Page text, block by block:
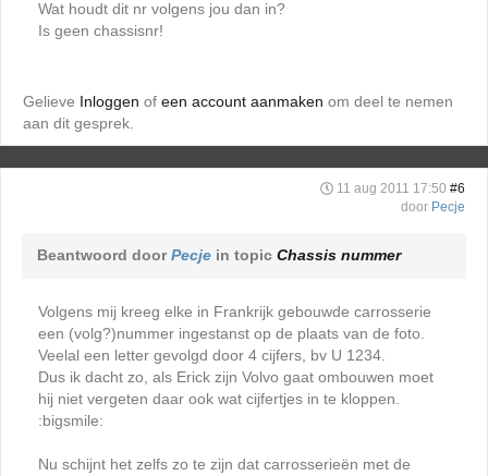
Wat houdt dit nr volgens jou dan in?
Is geen chassisnr!
Gelieve Inloggen of een account aanmaken om deel te nemen
aan dit gesprek.
11 aug 2011 17:50 #6
door Pecje
Beantwoord doorPecje in topic Chassis nummer
Volgens mij kreeg elke in Frankrijk gebouwde carrosserie
een (volg?)nummer ingestanst op de plaats van de foto.
Veelal een letter gevolgd door 4 cijfers, bv U 1234.
Dus ik dacht zo, als Erick zijn Volvo gaat ombouwen moet
hij niet vergeten daar ook wat cijfertjes in te kloppen.
:bigsmile:
Nu schijnt het zelfs zo te zijn dat carrosserieën met de